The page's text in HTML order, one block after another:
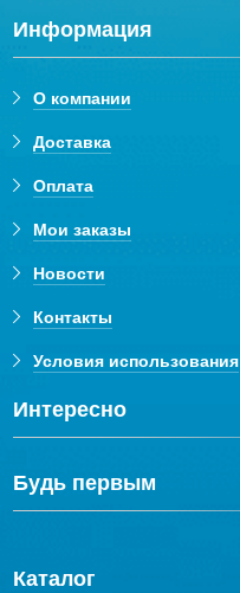
Информация
О компании
Доставка
Оплата
Мои заказы
Новости
Контакты
Условия использования
Интересно
Будь первым
Каталог